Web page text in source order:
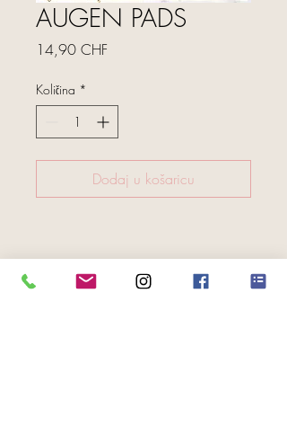
AUGEN PADS
14,90 CHFCijena
Količina *
Dodaj u košaricu
FOLGE UNS